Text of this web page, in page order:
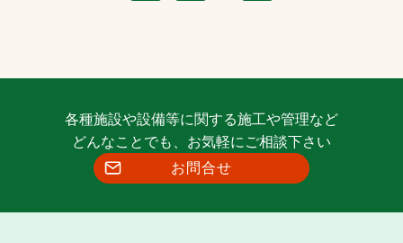
各種施設や設備等に関する施工や管理など
どんなことでも、お気軽にご相談下さい
お問合せ